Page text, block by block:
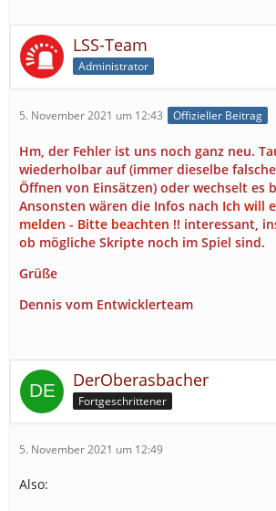
LSS-Team
Administrator
5. November 2021 um 12:43 Offizieller Beitrag
Hm, der Fehler ist uns noch ganz neu.
wiederholbar auf (immer dieselbe
Öffnen von Einsätzen) oder wechselt es
Ansonsten wären die Infos nach Ich will
melden - Bitte beachten !! interessant,
ob mögliche Skripte noch im Spiel sind.
Grüße
Dennis vom Entwicklerteam
DerOberasbacher
Fortgeschrittener
5. November 2021 um 12:49
Also: